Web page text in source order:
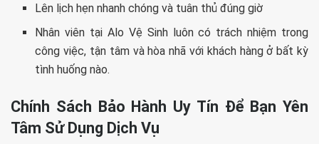
Lên lịch hẹn nhanh chóng và tuân thủ đúng giờ
Nhân viên tại Alo Vệ Sinh luôn có trách nhiệm trong
công việc, tận tâm và hòa nhã với khách hàng ở bất kỳ
tình huống nào.
Chính Sách Bảo Hành Uy Tín Để Bạn Yên
Tâm Sử Dụng Dịch Vụ